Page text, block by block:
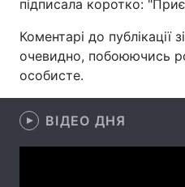
Спорт
Техно і зв'язок
Зброя
Здоров'я
підписала коротко:
Коментарі до публікації
очевидно, побоюючись
особисте.
ВІДЕО ДНЯ